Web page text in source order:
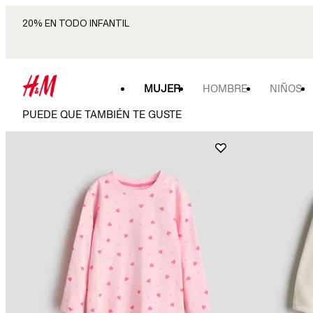
20% EN TODO INFANTIL
MUJER HOMBRE NIÑOS
PUEDE QUE TAMBIÉN TE GUSTE